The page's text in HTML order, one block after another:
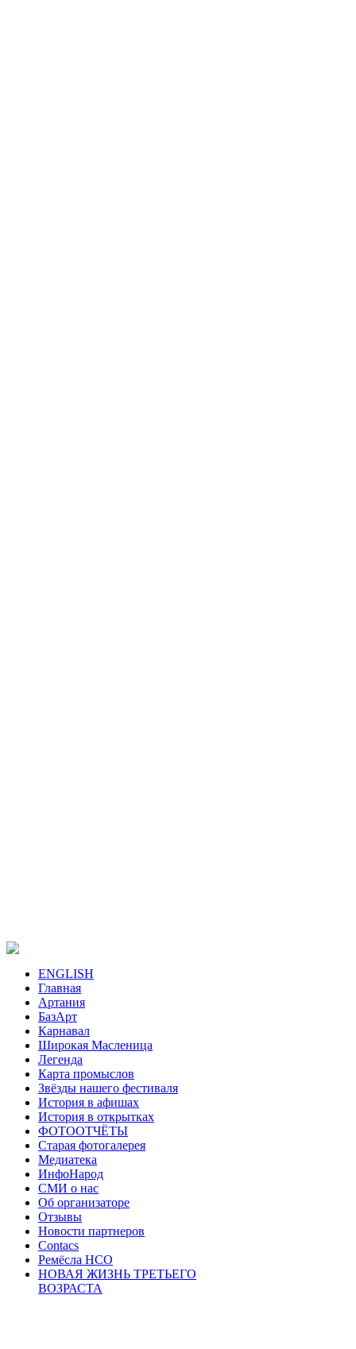
ENGLISH
Главная
Артания
БазАрт
Карнавал
Широкая Масленица
Легенда
Карта промыслов
Звёзды нашего фестиваля
История в афишах
История в открытках
ФОТООТЧЁТЫ
Старая фотогалерея
Медиатека
ИнфоНарод
СМИ о нас
Об организаторе
Отзывы
Новости партнеров
Contacs
Ремёсла НСО
НОВАЯ ЖИЗНЬ ТРЕТЬЕГО
ВОЗРАСТА